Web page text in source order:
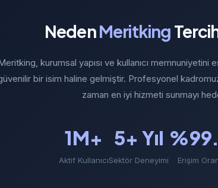
NedenMeritking
kurumsal yapısı ve kullanıcı memnuniyetini
bir isim haline gelmiştir. Profesyonel
zaman en iyi hizmeti sunmayı
1M+
Aktif Kullanıcı
5+ Yıl
Sektör Deneyimi Erişim